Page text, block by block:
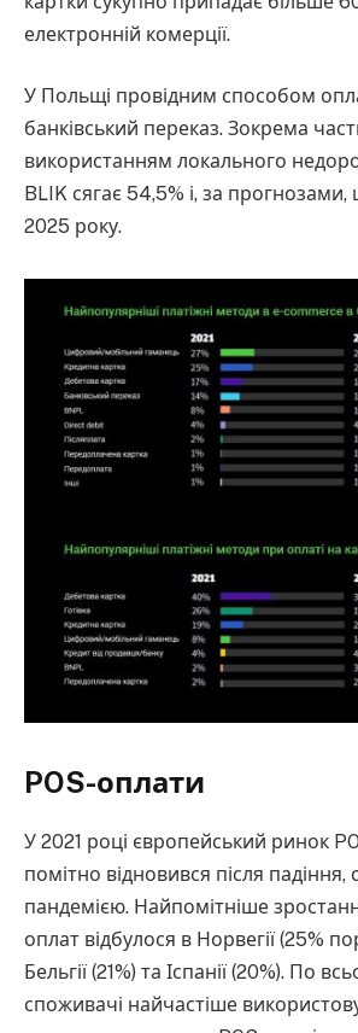
електронній комерції.
У Польщі провідним способом
банківський переказ. Зокрема
використанням локального
BLIK сягає 54,5% і, за
2025 року.
POS-оплати
У 2021 році європейський ринок
помітно відновився після
пандемією. Найпомітніше
оплат відбулося в Норвегії (25%
Бельгії (21%) та Іспанії (20%). По
споживачі найчастіше